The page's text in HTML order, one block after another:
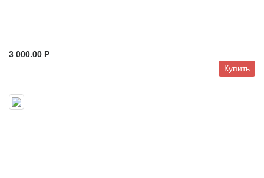
3 000.00 P
Купить